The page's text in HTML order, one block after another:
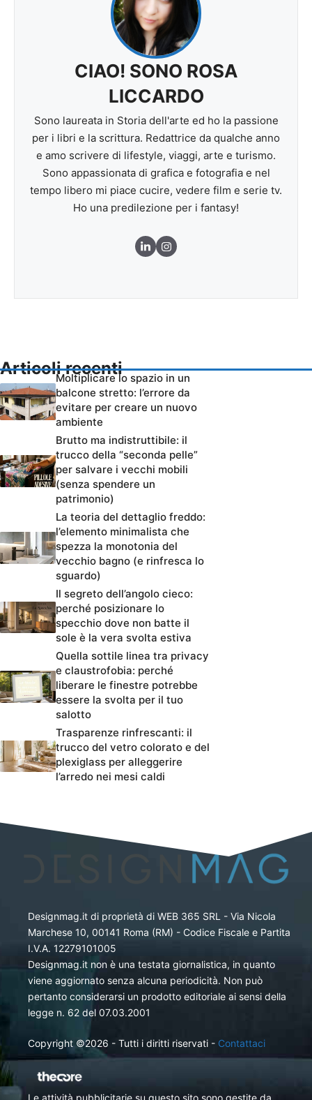
CIAO! SONO ROSA
LICCARDO
Sono laureata in Storia dell'arte ed ho la passione
per i libri e la scrittura. Redattrice da qualche anno
e amo scrivere di lifestyle, viaggi, arte e turismo.
Sono appassionata di grafica e fotografia e nel
tempo libero mi piace cucire, vedere film e serie tv.
Ho una predilezione per i fantasy!
Articoli recenti
Moltiplicare lo spazio in un
balcone stretto: l’errore da
evitare per creare un nuovo
ambiente
Brutto ma indistruttibile: il
trucco della “seconda pelle”
per salvare i vecchi mobili
(senza spendere un
patrimonio)
La teoria del dettaglio freddo:
l’elemento minimalista che
spezza la monotonia del
vecchio bagno (e rinfresca lo
sguardo)
Il segreto dell’angolo cieco:
perché posizionare lo
specchio dove non batte il
sole è la vera svolta estiva
Quella sottile linea tra privacy
e claustrofobia: perché
liberare le finestre potrebbe
essere la svolta per il tuo
salotto
Trasparenze rinfrescanti: il
trucco del vetro colorato e del
plexiglass per alleggerire
l’arredo nei mesi caldi
Designmag.it di proprietà di WEB 365 SRL - Via Nicola
Marchese 10, 00141 Roma (RM) - Codice Fiscale e Partita
I.V.A. 12279101005
Designmag.it non è una testata giornalistica, in quanto
viene aggiornato senza alcuna periodicità. Non può
pertanto considerarsi un prodotto editoriale ai sensi della
legge n. 62 del 07.03.2001
Copyright ©2026 - Tutti i diritti riservati - Contattaci
Le attività pubblicitarie su questo sito sono gestite da